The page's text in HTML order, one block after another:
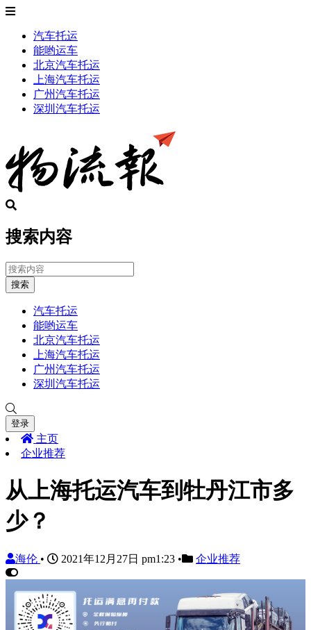
汽车托运
能哟运车
北京汽车托运
上海汽车托运
广州汽车托运
深圳汽车托运
搜索内容
搜索
汽车托运
能哟运车
北京汽车托运
上海汽车托运
广州汽车托运
深圳汽车托运
登录
主页
企业推荐
从上海托运汽车到牡丹江市多
少？
海伦 • 2021年12月27日 pm1:23 • 企业推荐